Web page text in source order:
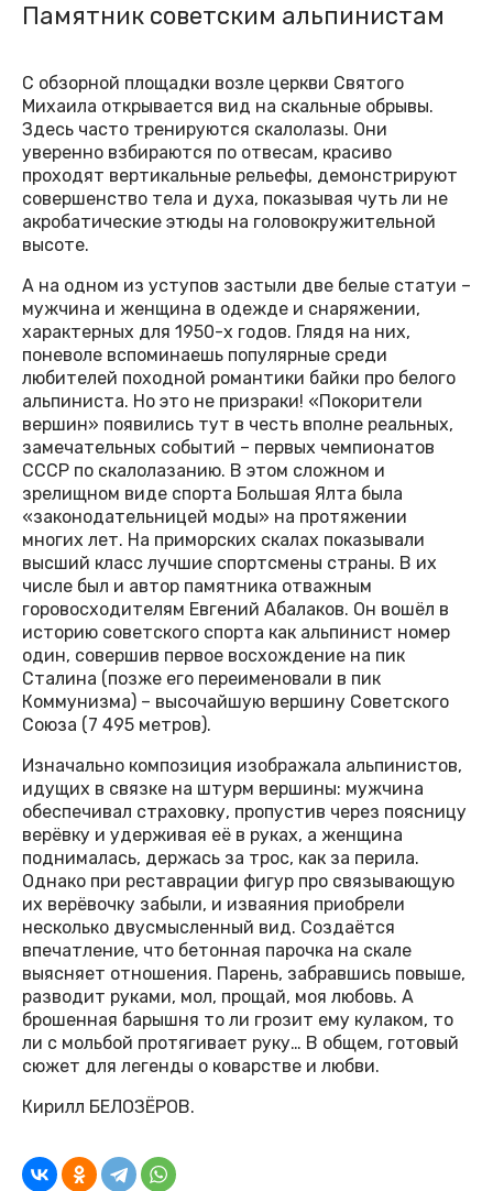
Памятник советским альпинистам
С обзорной площадки возле церкви Святого
Михаила открывается вид на скальные обрывы.
Здесь часто тренируются скалолазы. Они
уверенно взбираются по отвесам, красиво
проходят вертикальные рельефы, демонстрируют
совершенство тела и духа, показывая чуть ли не
акробатические этюды на головокружительной
высоте.
А на одном из уступов застыли две белые статуи –
мужчина и женщина в одежде и снаряжении,
характерных для 1950-х годов. Глядя на них,
поневоле вспоминаешь популярные среди
любителей походной романтики байки про белого
альпиниста. Но это не призраки! «Покорители
вершин» появились тут в честь вполне реальных,
замечательных событий – первых чемпионатов
СССР по скалолазанию. В этом сложном и
зрелищном виде спорта Большая Ялта была
«законодательницей моды» на протяжении
многих лет. На приморских скалах показывали
высший класс лучшие спортсмены страны. В их
числе был и автор памятника отважным
горовосходителям Евгений Aбaлаков. Он вошёл в
историю советского спорта как альпинист номер
один, совершив первое восхождение на пик
Сталина (позже его переименовали в пик
Коммунизма) – высочайшую вершину Советского
Союза (7 495 метров).
Изначально композиция изображала альпинистов,
идущих в связке на штурм вершины: мужчина
обеспечивал страховку, пропустив через поясницу
верёвку и удерживая её в руках, а женщина
поднималась, держась за трос, как за перила.
Однако при реставрации фигур про связывающую
их верёвочку забыли, и изваяния приобрели
несколько двусмысленный вид. Создаётся
впечатление, что бетонная парочка на скале
выясняет отношения. Парень, забравшись повыше,
разводит руками, мол, прощай, моя любовь. А
брошенная барышня то ли грозит ему кулаком, то
ли с мольбой протягивает руку… В общем, готовый
сюжет для легенды о коварстве и любви.
Кирилл БЕЛОЗЁРОВ.